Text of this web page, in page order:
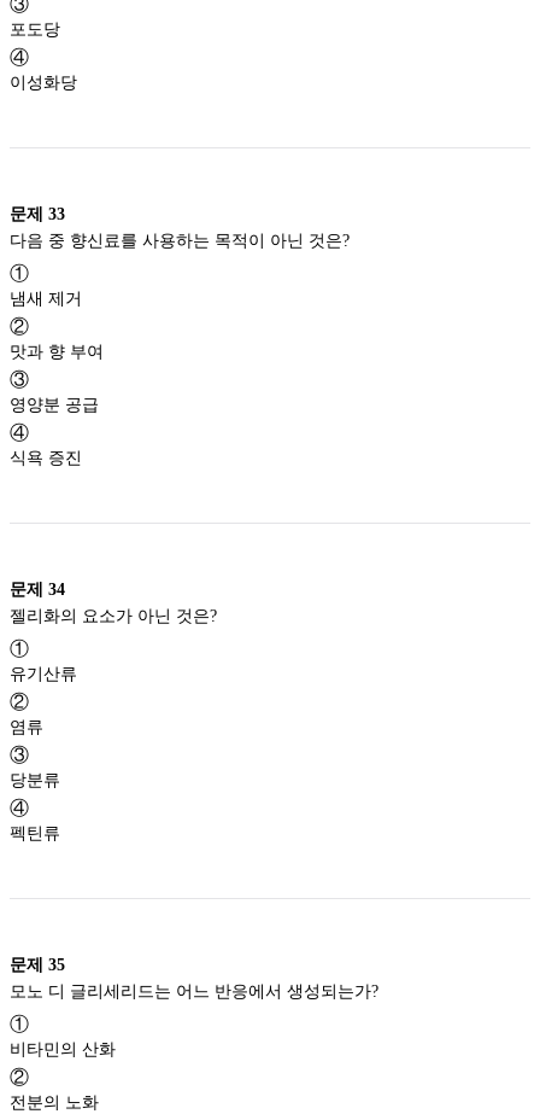
③
포도당
④
이성화당
문제 33
다음 중 향신료를 사용하는 목적이 아닌 것은?
①
냄새 제거
②
맛과 향 부여
③
영양분 공급
④
식욕 증진
문제 34
젤리화의 요소가 아닌 것은?
①
유기산류
②
염류
③
당분류
④
펙틴류
문제 35
모노 디 글리세리드는 어느 반응에서 생성되는가?
①
비타민의 산화
②
전분의 노화